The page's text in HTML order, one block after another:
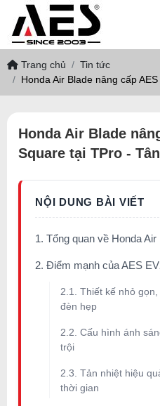
Trang chủ
Tin tức
Honda Air Blade nâng cấp
Honda Air Blade
Square tại TPro -
1. Tổng quan về Honda Air
2. Điểm mạnh của AES
2.1. Thiết kế nhỏ
đèn hẹp
2.2. Cấu hình ánh
trội
2.3. Tản nhiệt hiệu
thời gian